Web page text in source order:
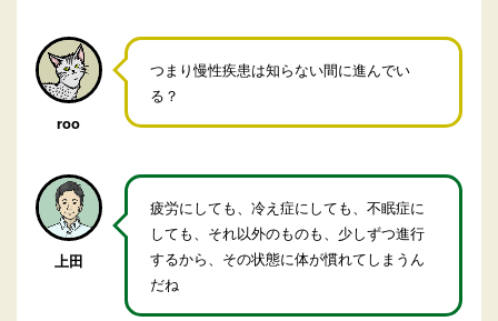
roo
つまり慢性疾患は知らない間に進んでい
る？
上田
疲労にしても、冷え症にしても、不眠症に
しても、それ以外のものも、少しずつ進行
するから、その状態に体が慣れてしまうん
だね